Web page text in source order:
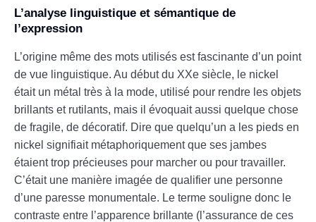
L’analyse linguistique et sémantique de
l’expression
L’origine même des mots utilisés est fascinante d’un point
de vue linguistique. Au début du XXe siècle, le nickel
était un métal très à la mode, utilisé pour rendre les objets
brillants et rutilants, mais il évoquait aussi quelque chose
de fragile, de décoratif. Dire que quelqu’un a les pieds en
nickel signifiait métaphoriquement que ses jambes
étaient trop précieuses pour marcher ou pour travailler.
C’était une manière imagée de qualifier une personne
d’une paresse monumentale. Le terme souligne donc le
contraste entre l’apparence brillante (l’assurance de ces